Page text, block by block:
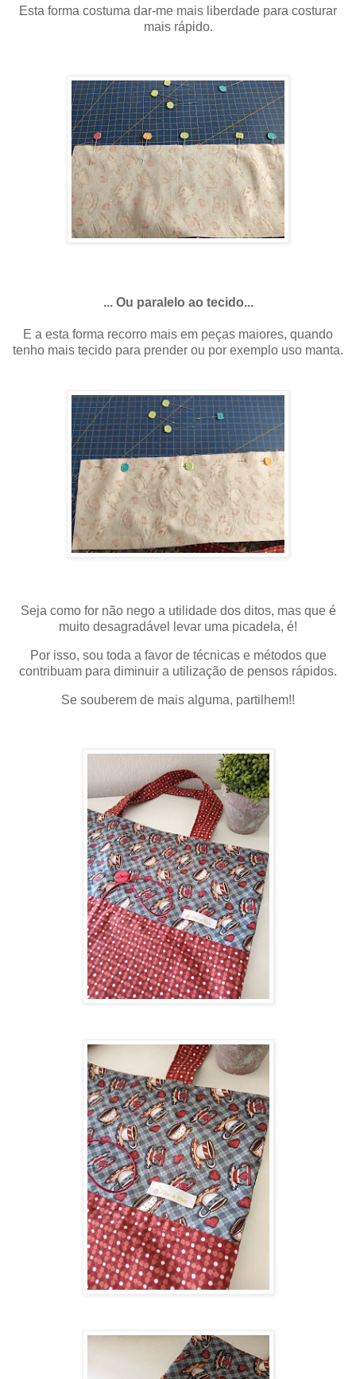
Esta forma costuma dar-me mais liberdade para costurar
mais rápido.
... Ou paralelo ao tecido...
E a esta forma recorro mais em peças maiores, quando
tenho mais tecido para prender ou por exemplo uso manta.
Seja como for não nego a utilidade dos ditos, mas que é
muito desagradável levar uma picadela, é!
Por isso, sou toda a favor de técnicas e métodos que
contribuam para diminuir a utilização de pensos rápidos.
Se souberem de mais alguma, partilhem!!